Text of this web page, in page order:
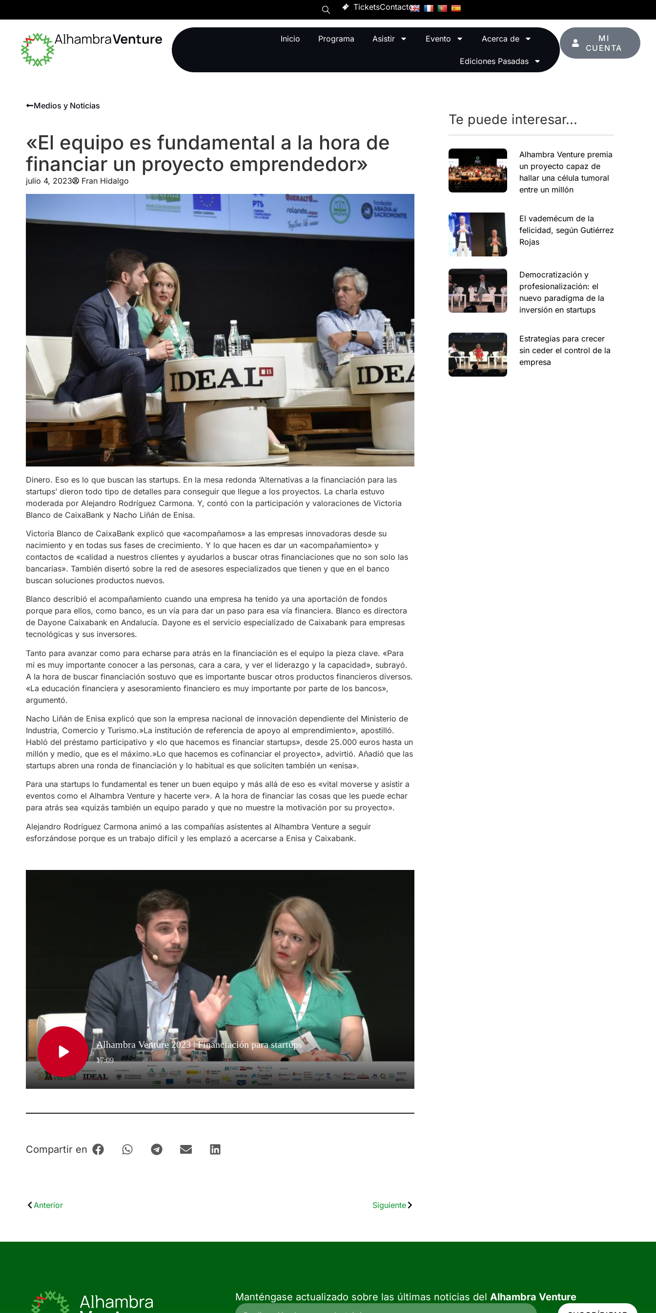
TicketsContacto
Inicio Programa Asistir Evento Acerca de
Ediciones Pasadas
MI
CUENTA
Medios y Noticias
«El equipo es fundamental a la hora de
financiar un proyecto emprendedor»
julio 4, 2023 Fran Hidalgo
Dinero. Eso es lo que buscan las startups. En la mesa redonda ‘Alternativas a la financiación para las
startups’ dieron todo tipo de detalles para conseguir que llegue a los proyectos. La charla estuvo
moderada por Alejandro Rodríguez Carmona. Y, contó con la participación y valoraciones de Victoria
Blanco de CaixaBank y Nacho Liñán de Enisa.
Victoria Blanco de CaixaBank explicó que «acompañamos» a las empresas innovadoras desde su
nacimiento y en todas sus fases de crecimiento. Y lo que hacen es dar un «acompañamiento» y
contactos de «calidad a nuestros clientes y ayudarlos a buscar otras financiaciones que no son solo las
bancarias». También disertó sobre la red de asesores especializados que tienen y que en el banco
buscan soluciones productos nuevos.
Blanco describió el acompañamiento cuando una empresa ha tenido ya una aportación de fondos
porque para ellos, como banco, es un vía para dar un paso para esa vía financiera. Blanco es directora
de Dayone Caixabank en Andalucía. Dayone es el servicio especializado de Caixabank para empresas
tecnológicas y sus inversores.
Tanto para avanzar como para echarse para atrás en la financiación es el equipo la pieza clave. «Para
mí es muy importante conocer a las personas, cara a cara, y ver el liderazgo y la capacidad», subrayó.
A la hora de buscar financiación sostuvo que es importante buscar otros productos financieros diversos.
«La educación financiera y asesoramiento financiero es muy importante por parte de los bancos»,
argumentó.
Nacho Liñán de Enisa explicó que son la empresa nacional de innovación dependiente del Ministerio de
Industria, Comercio y Turismo.»La institución de referencia de apoyo al emprendimiento», apostilló.
Habló del préstamo participativo y «lo que hacemos es financiar startups», desde 25.000 euros hasta un
millón y medio, que es el máximo.»Lo que hacemos es cofinanciar el proyecto», advirtió. Añadió que las
startups abren una ronda de financiación y lo habitual es que soliciten también un «enisa».
Para una startups lo fundamental es tener un buen equipo y más allá de eso es «vital moverse y asistir a
eventos como el Alhambra Venture y hacerte ver». A la hora de financiar las cosas que les puede echar
para atrás sea «quizás también un equipo parado y que no muestre la motivación por su proyecto».
Alejandro Rodríguez Carmona animó a las compañías asistentes al Alhambra Venture a seguir
esforzándose porque es un trabajo difícil y les emplazó a acercarse a Enisa y Caixabank.
Compartir en
Anterior Siguiente
Te puede interesar...
Alhambra Venture premia
un proyecto capaz de
hallar una célula tumoral
entre un millón
El vademécum de la
felicidad, según Gutiérrez
Rojas
Democratización y
profesionalización: el
nuevo paradigma de la
inversión en startups
Estrategias para crecer
sin ceder el control de la
empresa
Manténgase actualizado sobre las últimas noticias del Alhambra Venture